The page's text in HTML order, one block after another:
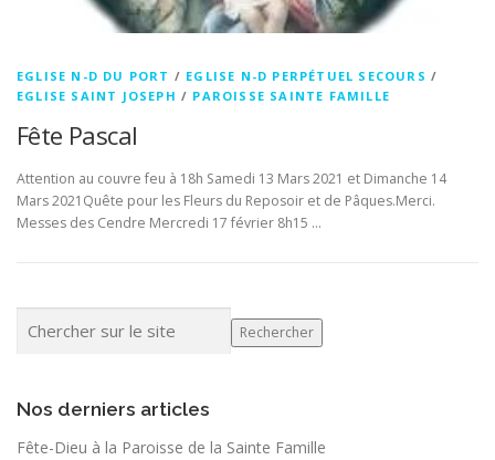
EGLISE N-D DU PORT / EGLISE N-D PERPÉTUEL SECOURS /
EGLISE SAINT JOSEPH / PAROISSE SAINTE FAMILLE
Fête Pascal
Attention au couvre feu à 18h Samedi 13 Mars 2021 et Dimanche 14
Mars 2021Quête pour les Fleurs du Reposoir et de Pâques.Merci.
Messes des Cendre Mercredi 17 février 8h15 …
Rechercher
Nos derniers articles
Fête-Dieu à la Paroisse de la Sainte Famille